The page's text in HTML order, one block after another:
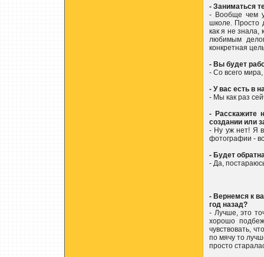
- Заниматься
- Вообще чем
школе. Просто
как я не знала,
любимым
конкретная
- Вы будет
- Со всего
- У вас есть в
- Мы как раз
- Расскажите
создании или
- Ну уж нет! Я
фотографии -
- Будет
- Да,
- Вернемся к
год назад?
- Лучше, это
хорошо
чувствовать,
по мячу то
просто